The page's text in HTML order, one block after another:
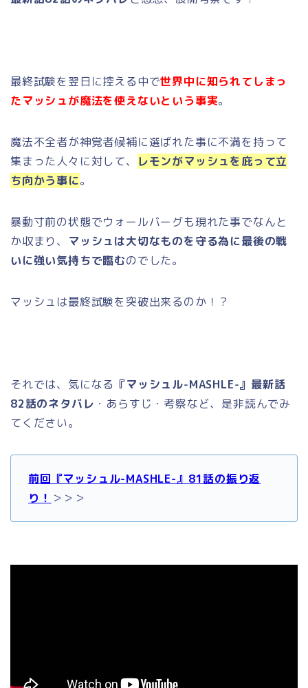
最終試験を翌日に控える中で世界中に知られてしまっ
たマッシュが魔法を使えないという事実。
魔法不全者が神覚者候補に選ばれた事に不満を持って
集まった人々に対して、 レモンがマッシュを庇って立
ち向かう事に。
暴動寸前の状態でウォールバーグも現れた事でなんと
か収まり、 マッシュは大切なものを守る為に最後の戦
いに強い気持ちで臨むのでした。
マッシュは最終試験を突破出来るのか！？
それでは、気になる 『マッシュル-MASHLE-』最新話
82話のネタバレ ・あらすじ・考察など、是非読んでみ
てください。
前回『マッシュル-MASHLE-』81話の振り返
り！ ＞＞＞